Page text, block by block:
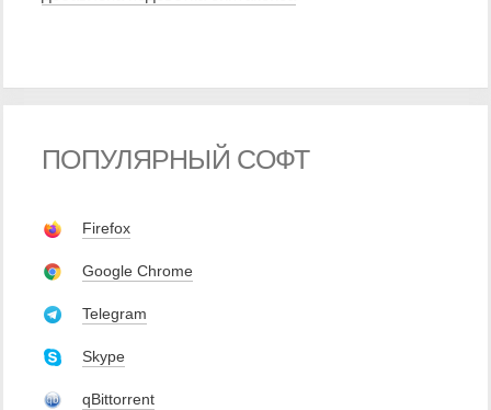
ПОПУЛЯРНЫЙ СОФТ
Firefox
Google Chrome
Telegram
Skype
qBittorrent